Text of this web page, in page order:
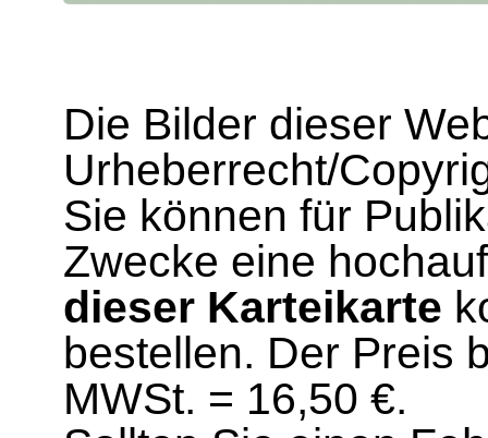
Die Bilder dieser
Urheberrecht/
Sie können für
Zwecke eine
dieser Karteikarte
bestellen. Der Preis
MWSt. = 16,50 €.